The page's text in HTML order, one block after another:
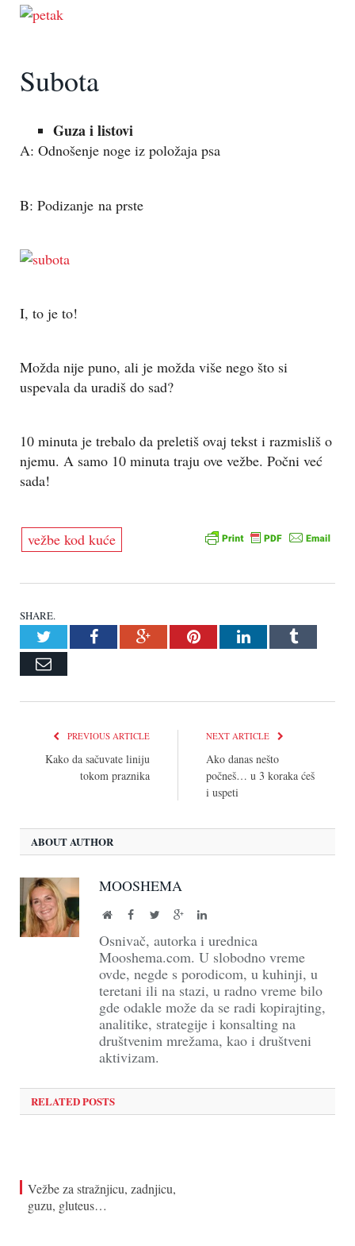
Subota
Guza i listovi
A: Odnošenje noge iz položaja psa
B: Podizanje na prste
I, to je to!
Možda nije puno, ali je možda više nego što si
uspevala da uradiš do sad?
10 minuta je trebalo da preletiš ovaj tekst i razmisliš o
njemu. A samo 10 minuta traju ove vežbe. Počni već
sada!
vežbe kod kuće
SHARE.
TwitterFacebookGoogle+PinterestLinkedInTumblr
Email
PREVIOUS ARTICLE
Kako da sačuvate liniju
tokom praznika
NEXT ARTICLE
Ako danas nešto
počneš… u 3 koraka ćeš
i uspeti
ABOUT AUTHOR
MOOSHEMA
WebsiteFacebook
TwitterGoogle+LinkedIn
Osnivač, autorka i urednica
Mooshema.com. U slobodno vreme
ovde, negde s porodicom, u kuhinji, u
teretani ili na stazi, u radno vreme bilo
gde odakle može da se radi kopirajting,
analitike, strategije i konsalting na
društvenim mrežama, kao i društveni
aktivizam.
RELATED POSTS
Vežbe za stražnjicu, zadnjicu,
guzu, gluteus…